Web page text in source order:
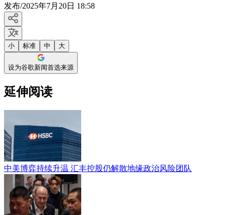
发布/2025年7月20日 18:58
小 标准 中 大
设为谷歌新闻首选来源
延伸阅读
中美博弈持续升温 汇丰控股仍解散地缘政治风险团队